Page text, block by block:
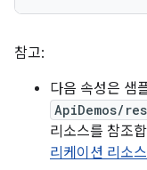
참고:
다음 속성은 샘
ApiDemos/
리소스를 참조
리케이션 리소스